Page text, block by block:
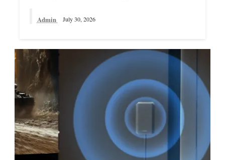
Admin July 30, 2026